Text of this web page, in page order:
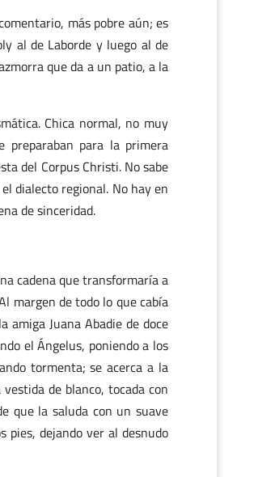
más pobre aún; es
al de Laborde y luego al de
que da a un patio, a la
Chica normal, no muy
preparaban para la primera
del Corpus Christi. No sabe
dialecto regional. No hay en
de sinceridad.
cadena que transformaría a
margen de todo lo que cabía
amiga Juana Abadie de doce
el Ángelus, poniendo a los
tormenta; se acerca a la
de blanco, tocada con
que la saluda con un suave
pies, dejando ver al desnudo